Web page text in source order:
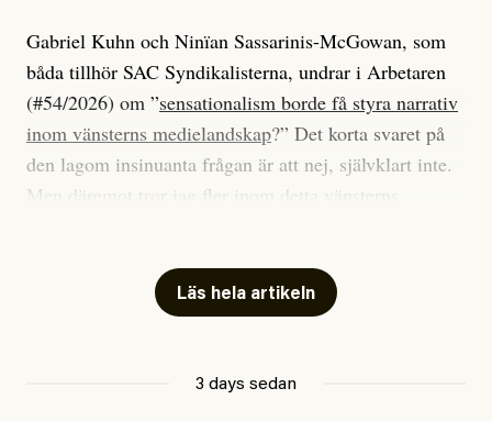
Gabriel Kuhn och Ninïan Sassarinis-McGowan, som
båda tillhör SAC Syndikalisterna, undrar i Arbetaren
(#54/2026) om ”sensationalism borde få styra narrativ
inom vänsterns medielandskap?” Det korta svaret på
den lagom insinuanta frågan är att nej, självklart inte.
Men däremot tror jag fler inom detta vänsterns
journalistik som vänder sig till många snarare än att
jaga inbördes beundran. Det har i alla fall fungerat för
Läs hela artikeln
3 days sedan